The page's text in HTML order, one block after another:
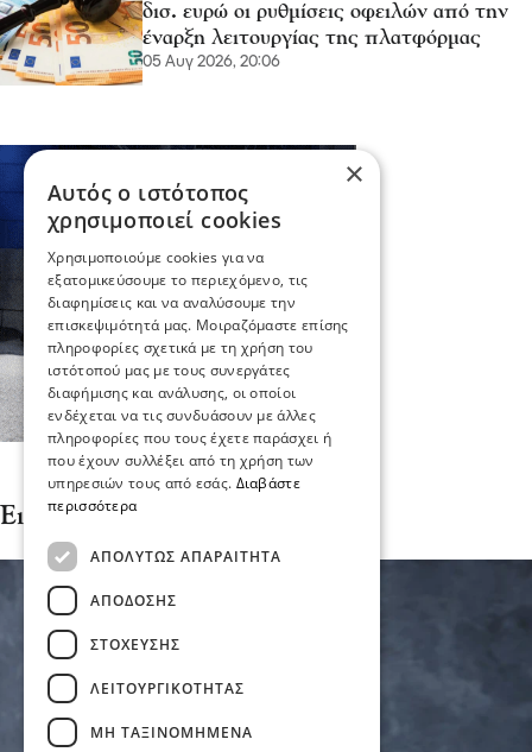
δισ. ευρώ οι ρυθμίσεις οφειλών από την
έναρξη λειτουργίας της πλατφόρμας
05 Αυγ 2026, 20:06
Ειδήσεις
×
Αυτός ο ιστότοπος
χρησιμοποιεί cookies
Χρησιμοποιούμε cookies για να
εξατομικεύσουμε το περιεχόμενο, τις
διαφημίσεις και να αναλύσουμε την
επισκεψιμότητά μας. Μοιραζόμαστε επίσης
πληροφορίες σχετικά με τη χρήση του
ιστότοπού μας με τους συνεργάτες
διαφήμισης και ανάλυσης, οι οποίοι
ενδέχεται να τις συνδυάσουν με άλλες
πληροφορίες που τους έχετε παράσχει ή
που έχουν συλλέξει από τη χρήση των
υπηρεσιών τους από εσάς. Διαβάστε
περισσότερα
ΑΠΟΛΎΤΩΣ ΑΠΑΡΑΊΤΗΤΑ
ΑΠΌΔΟΣΗΣ
ΣΤΌΧΕΥΣΗΣ
ΛΕΙΤΟΥΡΓΙΚΌΤΗΤΑΣ
ΜΗ ΤΑΞΙΝΟΜΗΜΈΝΑ